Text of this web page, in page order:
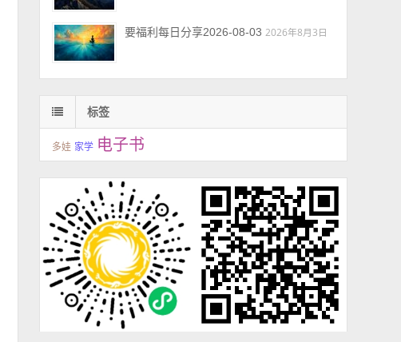
要福利每日分享2026-08-03 2026年8月3日
标签
多娃 家学 电子书